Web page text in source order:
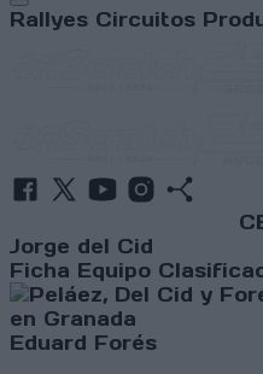
Abrir menú
Rallyes Circuitos
Jorge del Cid
Ficha Equipo
Eduard Forés